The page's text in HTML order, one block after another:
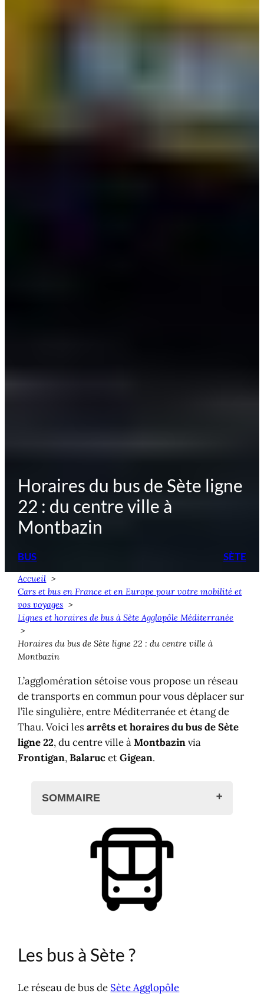
Horaires du bus de Sète ligne
22 : du centre ville à
Montbazin
BUS SÈTE
Accueil
Cars et bus en France et en Europe pour votre mobilité et
vos voyages
Lignes et horaires de bus à Sète Agglopôle Méditerranée
Horaires du bus de Sète ligne 22 : du centre ville à
Montbazin
L’agglomération sétoise vous propose un réseau
de transports en commun pour vous déplacer sur
l’île singulière, entre Méditerranée et étang de
Thau. Voici lesarrêts et horaires du bus de Sète
ligne 22, du centre ville àMontbazinvia
Frontigan,BalarucetGigean.
SOMMAIRE
Les bus à Sète ?
Le bus de Sète ligne 22
Les arrêts
Horaires du bus de Sète ligne 22
Les correspondances
Les bus à Sète ?
Le réseau de bus de Sète Agglopôle